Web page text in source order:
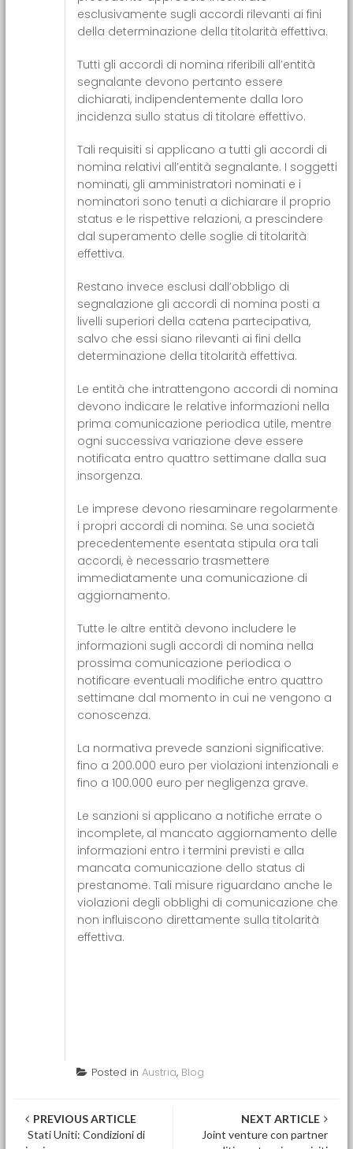
esclusivamente sugli accordi rilevanti ai fini
della determinazione della titolarità effettiva.
Tutti gli accordi di nomina riferibili all’entità
segnalante devono pertanto essere
dichiarati, indipendentemente dalla loro
incidenza sullo status di titolare effettivo.
Tali requisiti si applicano a tutti gli accordi di
nomina relativi all’entità segnalante. I soggetti
nominati, gli amministratori nominati e i
nominatori sono tenuti a dichiarare il proprio
status e le rispettive relazioni, a prescindere
dal superamento delle soglie di titolarità
effettiva.
Restano invece esclusi dall’obbligo di
segnalazione gli accordi di nomina posti a
livelli superiori della catena partecipativa,
salvo che essi siano rilevanti ai fini della
determinazione della titolarità effettiva.
Le entità che intrattengono accordi di nomina
devono indicare le relative informazioni nella
prima comunicazione periodica utile, mentre
ogni successiva variazione deve essere
notificata entro quattro settimane dalla sua
insorgenza.
Le imprese devono riesaminare regolarmente
i propri accordi di nomina. Se una società
precedentemente esentata stipula ora tali
accordi, è necessario trasmettere
immediatamente una comunicazione di
aggiornamento.
Tutte le altre entità devono includere le
informazioni sugli accordi di nomina nella
prossima comunicazione periodica o
notificare eventuali modifiche entro quattro
settimane dal momento in cui ne vengono a
conoscenza.
La normativa prevede sanzioni significative:
fino a 200.000 euro per violazioni intenzionali e
fino a 100.000 euro per negligenza grave.
Le sanzioni si applicano a notifiche errate o
incomplete, al mancato aggiornamento delle
informazioni entro i termini previsti e alla
mancata comunicazione dello status di
prestanome. Tali misure riguardano anche le
violazioni degli obblighi di comunicazione che
non influiscono direttamente sulla titolarità
effettiva.
Posted in Austria, Blog
Post navigation
PREVIOUS ARTICLE
Stati Uniti: Condizioni di
NEXT ARTICLE
Joint venture con partner